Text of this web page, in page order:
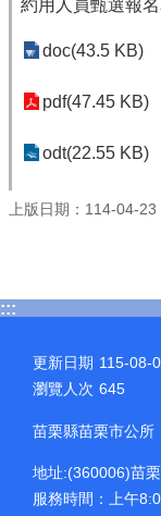
約用人員甄選報
doc(43.5 KB)
pdf(47.45 KB)
odt(22.55 KB)
上版日期：114-04-23
:::
更新日期 115-08-
瀏覽人次 645
苗栗縣苗栗市公所
地址:(360006)苗
服務時間：上午